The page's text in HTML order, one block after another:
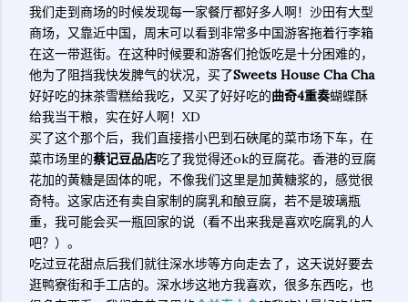
我们走到商场的时候发现每一家餐厅都好多人啊！沙田有大型
商场，又靠近中国，周末可以看到非常多中国游客拖着行李箱
在这一带逛街。在这种时候要和游客们抢饭吃是十分困难的，
他为了阻挡我快发脾气的状况，买了Sweets House Cha Cha
好好吃的抹茶雪糕给我吃，又买了好好吃的曲奇4重奏蝴蝶酥
给我当干粮，实在好人啊！XD
买了这个那个后，我们直接搭小巴到石硤尾的菜市场下车，在
菜市场里的蔡记豆品店吃了我觉得还ok的豆腐花。香港的豆腐
花加的黄糖是固体的呢，不像我们这里是加黄糖浆的，感觉很
奇特。这家店还有卖自家制的腐乳和酿豆腐，若不是玻璃瓶
重，我可能会买一瓶回家的说（看不出来我是喜欢吃腐乳的人
吧？）。
吃过豆花甜点后我们就往深水埗等方向走去了，这天说好要去
逛鸭寮街和手工店的。深水埗这地方我喜欢，很多东西吃，也